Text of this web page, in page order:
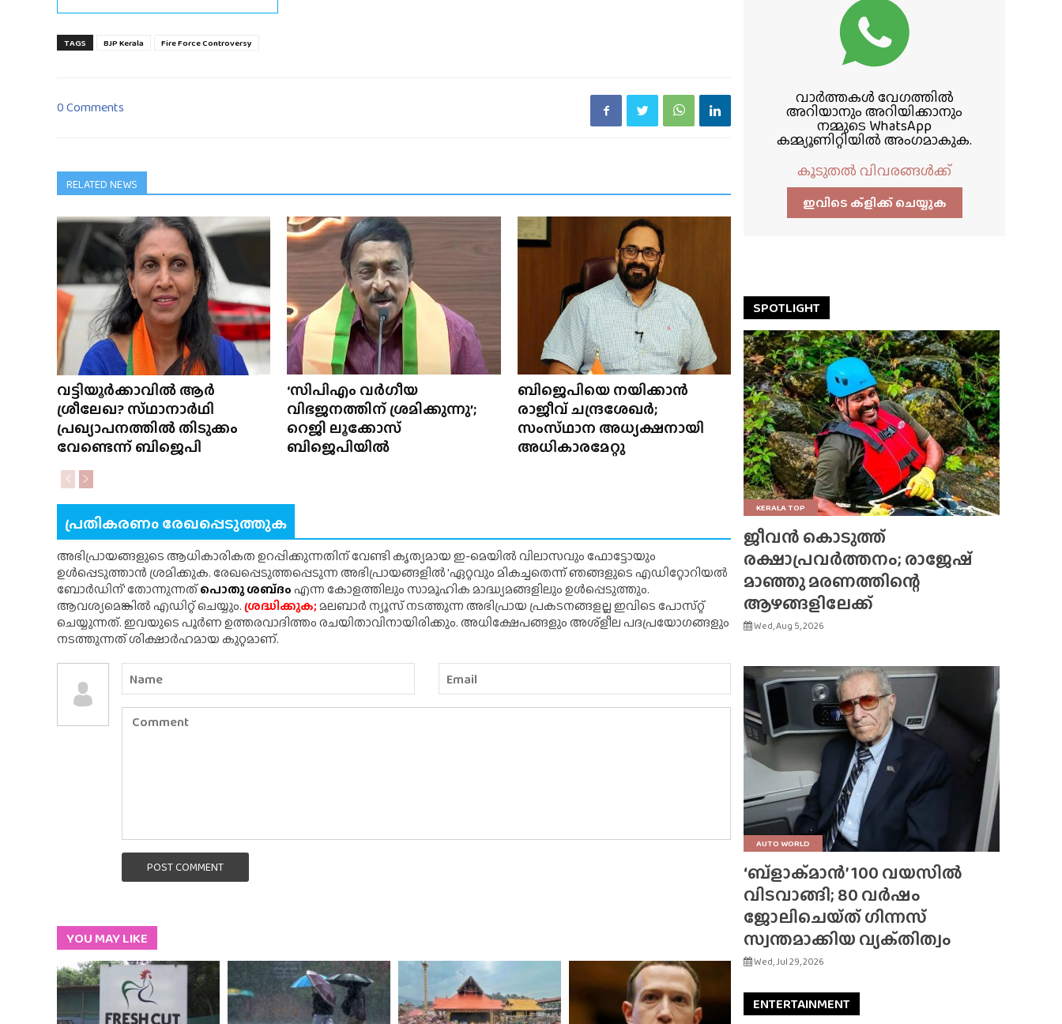
TAGS BJP Kerala Fire Force Controversy
0 Comments
RELATED NEWS
വട്ടിയൂർക്കാവിൽ ആർ
ശ്രീലേഖ? സ്‌ഥാനാർഥി
പ്രഖ്യാപനത്തിൽ തിടുക്കം
വേണ്ടെന്ന് ബിജെപി
‘സിപിഎം വർഗീയ
വിഭജനത്തിന് ശ്രമിക്കുന്നു’;
റെജി ലൂക്കോസ്
ബിജെപിയിൽ
ബിജെപിയെ നയിക്കാൻ
രാജീവ് ചന്ദ്രശേഖർ;
സംസ്‌ഥാന അധ്യക്ഷനായി
അധികാരമേറ്റു
പ്രതികരണം രേഖപ്പെടുത്തുക
അഭിപ്രായങ്ങളുടെ ആധികാരികത ഉറപ്പിക്കുന്നതിന് വേണ്ടി കൃത്യമായ ഇ-മെയിൽ വിലാസവും ഫോട്ടോയും
ഉൾപ്പെടുത്താൻ ശ്രമിക്കുക. രേഖപ്പെടുത്തപ്പെടുന്ന അഭിപ്രായങ്ങളിൽ 'ഏറ്റവും മികച്ചതെന്ന് ഞങ്ങളുടെ എഡിറ്റോറിയൽ
ബോർഡിന്' തോന്നുന്നത്പൊതു ശബ്‌ദംഎന്ന കോളത്തിലും സാമൂഹിക മാദ്ധ്യമങ്ങളിലും ഉൾപ്പെടുത്തും.
ആവശ്യമെങ്കിൽ എഡിറ്റ് ചെയ്യും.ശ്രദ്ധിക്കുക;മലബാർ ന്യൂസ് നടത്തുന്ന അഭിപ്രായ പ്രകടനങ്ങളല്ല ഇവിടെ പോസ്‌റ്റ്
ചെയ്യുന്നത്. ഇവയുടെ പൂർണ ഉത്തരവാദിത്തം രചയിതാവിനായിരിക്കും. അധിക്ഷേപങ്ങളും അശ്‌ളീല പദപ്രയോഗങ്ങളും
നടത്തുന്നത് ശിക്ഷാർഹമായ കുറ്റമാണ്.
POST COMMENT
YOU MAY LIKE
വാർത്തകൾ വേഗത്തിൽ
അറിയാനും അറിയിക്കാനും
നമ്മുടെ WhatsApp
കമ്മ്യൂണിറ്റിയിൽ അംഗമാകുക.
കൂടുതൽ വിവരങ്ങൾക്ക്
ഇവിടെ ക്ളിക്ക്‌ ചെയ്യുക
SPOTLIGHT
KERALA TOP
ജീവൻ കൊടുത്ത്
രക്ഷാപ്രവർത്തനം; രാജേഷ്
മാഞ്ഞു മരണത്തിന്റെ
ആഴങ്ങളിലേക്ക്
Wed, Aug 5, 2026
AUTO WORLD
‘ബ്‌ളാക്‌മാൻ’ 100 വയസിൽ
വിടവാങ്ങി; 80 വർഷം
ജോലിചെയ്‌ത്‌ ഗിന്നസ്
സ്വന്തമാക്കിയ വ്യക്‌തിത്വം
Wed, Jul 29, 2026
ENTERTAINMENT